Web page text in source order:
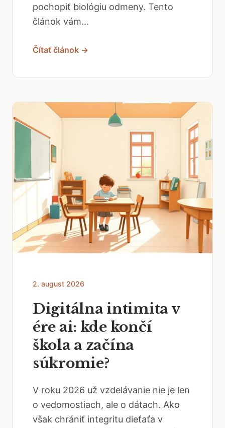
pochopiť biológiu odmeny. Tento
článok vám...
Čítať článok →
2. august 2026
Digitálna intimita v
ére ai: kde končí
škola a začína
súkromie?
V roku 2026 už vzdelávanie nie je len
o vedomostiach, ale o dátach. Ako
však chrániť integritu dieťaťa v